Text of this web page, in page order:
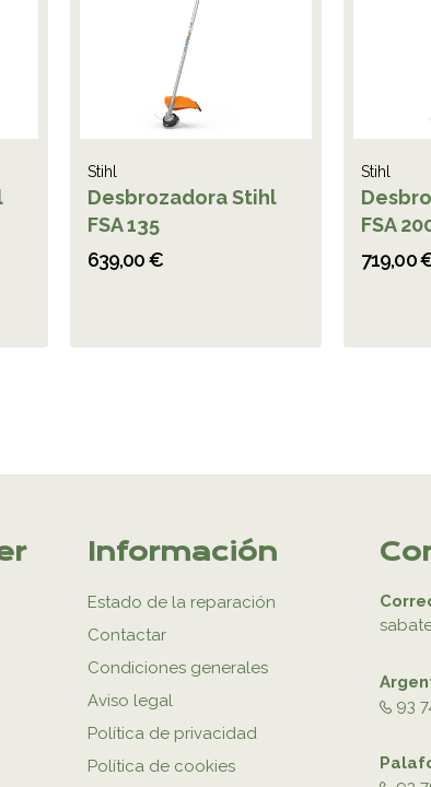
Stihl
Desbrozadora Stihl
FSA 135
639,00 €
Stihl
FSA
719,00
Información
Estado de la reparación
Contactar
Condiciones generales
Aviso legal
Política de privacidad
Política de cookies
93